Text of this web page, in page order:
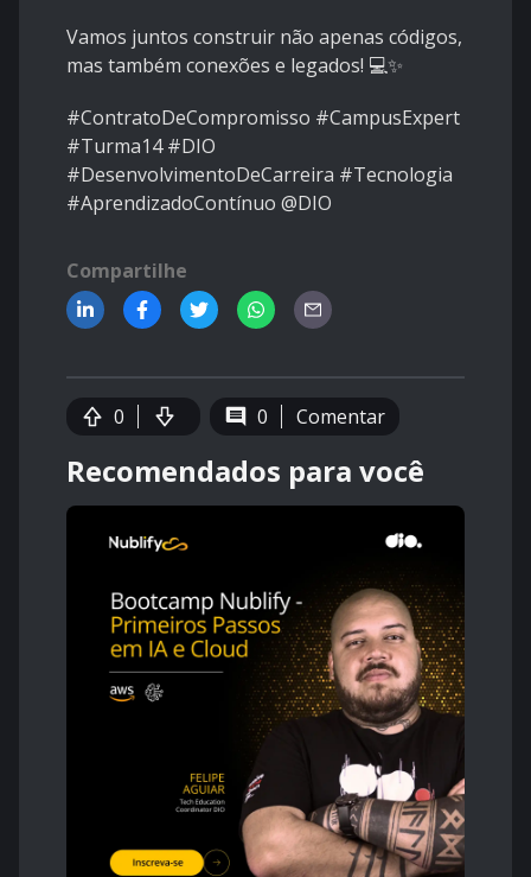
Vamos juntos construir não apenas códigos,
mas também conexões e legados! 💻✨
#ContratoDeCompromisso #CampusExpert
#Turma14 #DIO
#DesenvolvimentoDeCarreira #Tecnologia
#AprendizadoContínuo @DIO
Compartilhe
0 0 Comentar
Recomendados para você